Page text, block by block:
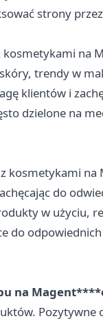
strony
na
trendy w
klientów i
dzielone na
kosmetykami
do
w użyciu,
do
na
Pozytywne